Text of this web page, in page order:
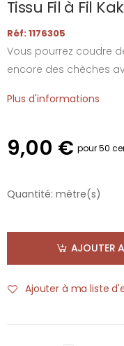
Tissu Fil à Fil
Réf: 1176305
Vous pourrez coudre
encore des chèches
Plus d'informations
9,00 € pour 50
Quantité: mètre(s)
AJOUTER
Ajouter à ma liste